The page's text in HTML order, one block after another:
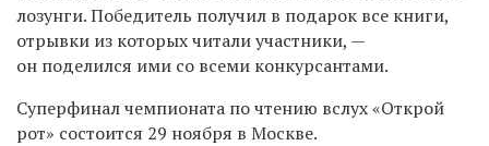
лозунги. Победитель получил в подарок все книги,
отрывки из которых читали участники, —
он поделился ими со всеми конкурсантами.
Суперфинал чемпионата по чтению вслух «Открой
рот» состоится 29 ноября в Москве.